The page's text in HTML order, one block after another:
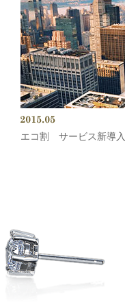
エコ割 サービス新導入